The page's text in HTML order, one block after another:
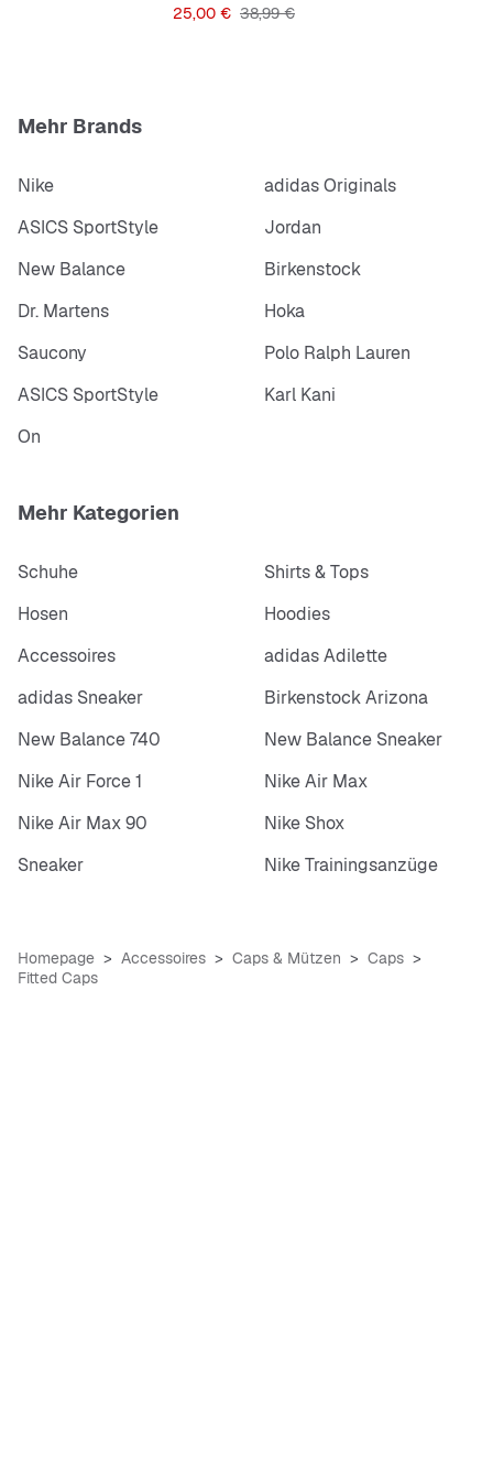
Preis
25,00 € Originalpreis
38,99 €
Mehr Brands
Nike
adidas Originals
ASICS SportStyle
Jordan
New Balance
Birkenstock
Dr. Martens
Hoka
Saucony
Polo Ralph Lauren
ASICS SportStyle
Karl Kani
On
Mehr Kategorien
Schuhe
Shirts & Tops
Hosen
Hoodies
Accessoires
adidas Adilette
adidas Sneaker
Birkenstock Arizona
New Balance 740
New Balance Sneaker
Nike Air Force 1
Nike Air Max
Nike Air Max 90
Nike Shox
Sneaker
Nike Trainingsanzüge
Homepage Accessoires Caps & Mützen
Caps
Fitted Caps